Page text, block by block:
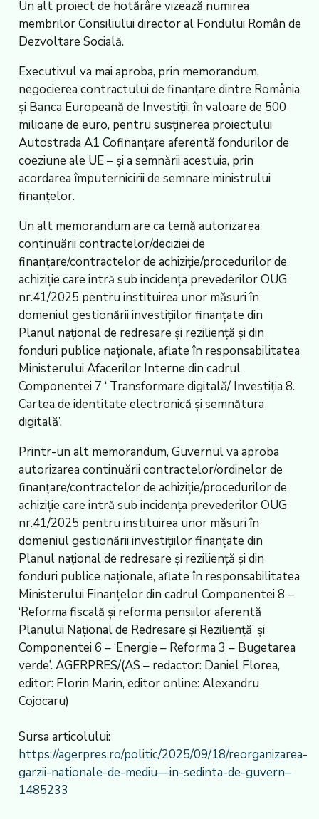
Un alt proiect de hotărâre vizează numirea
membrilor Consiliului director al Fondului Român de
Dezvoltare Socială.
Executivul va mai aproba, prin memorandum,
negocierea contractului de finanțare dintre România
și Banca Europeană de Investiții, în valoare de 500
milioane de euro, pentru susținerea proiectului
Autostrada A1 Cofinanțare aferentă fondurilor de
coeziune ale UE – și a semnării acestuia, prin
acordarea împuternicirii de semnare ministrului
finanțelor.
Un alt memorandum are ca temă autorizarea
continuării contractelor/deciziei de
finanțare/contractelor de achiziție/procedurilor de
achiziție care intră sub incidența prevederilor OUG
nr.41/2025 pentru instituirea unor măsuri în
domeniul gestionării investițiilor finanțate din
Planul național de redresare și reziliență și din
fonduri publice naționale, aflate în responsabilitatea
Ministerului Afacerilor Interne din cadrul
Componentei 7 ‘ Transformare digitală/ Investiția 8.
Cartea de identitate electronică și semnătura
digitală’.
Printr-un alt memorandum, Guvernul va aproba
autorizarea continuării contractelor/ordinelor de
finanțare/contractelor de achiziție/procedurilor de
achiziție care intră sub incidența prevederilor OUG
nr.41/2025 pentru instituirea unor măsuri în
domeniul gestionării investițiilor finanțate din
Planul național de redresare și reziliență și din
fonduri publice naționale, aflate în responsabilitatea
Ministerului Finanțelor din cadrul Componentei 8 –
‘Reforma fiscală și reforma pensiilor aferentă
Planului Național de Redresare și Reziliență’ și
Componentei 6 – ‘Energie – Reforma 3 – Bugetarea
verde’. AGERPRES/(AS – redactor: Daniel Florea,
editor: Florin Marin, editor online: Alexandru
Cojocaru)
Sursa articolului:
https://agerpres.ro/politic/2025/09/18/reorganizarea-
garzii-nationale-de-mediu—in-sedinta-de-guvern–
1485233